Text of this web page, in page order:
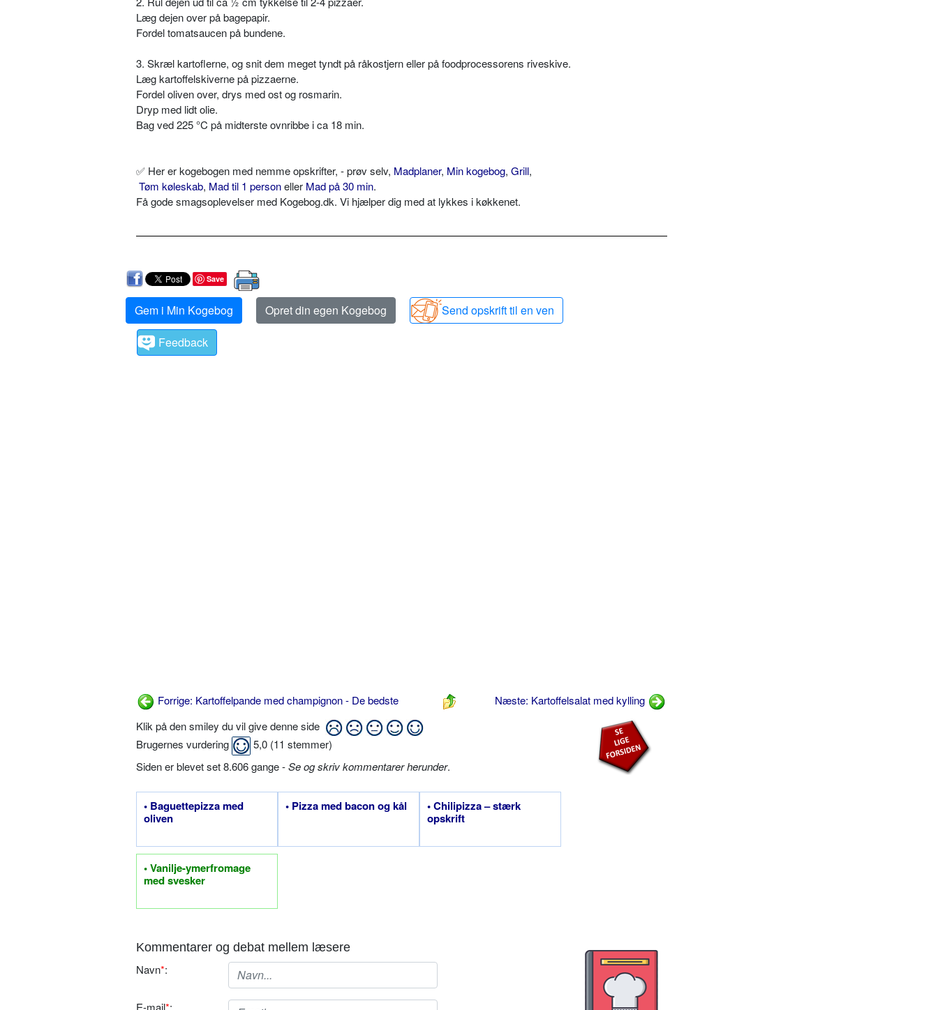
Læg dejen over på bagepapir.
Fordel tomatsaucen på bundene.
3. Skræl kartoflerne, og snit dem meget tyndt på råkostjern eller på foodprocessorens riveskive.
Læg kartoffelskiverne på pizzaerne.
Fordel oliven over, drys med ost og rosmarin.
Dryp med lidt olie.
Bag ved 225 °C på midterste ovnribbe i ca 18 min.
✅ Her er kogebogen med nemme opskrifter, - prøv selv, Madplaner, Min kogebog, Grill,
Tøm køleskab, Mad til 1 personeller Mad på 30 min.
Få gode smagsoplevelser med Kogebog.dk. Vi hjælper dig med at lykkes i køkkenet.
Save
Gem i Min Kogebog Opret din egen Kogebog
Send opskrift til en ven
Feedback
Forrige: Kartoffelpande med champignon - De bedste
Næste: Kartoffelsalat med kylling
Klik på den smiley du vil give denne side
Brugernes vurdering
5,0 (11 stemmer)
Siden er blevet set 8.606 gange -Se og skriv kommentarer herunder.
• Baguettepizza med
oliven
• Pizza med bacon og kål
• Chilipizza – stærk
opskrift
• Vanilje-ymerfromage
med svesker
Kommentarer og debat mellem læsere
Navn*:
E-mail*: